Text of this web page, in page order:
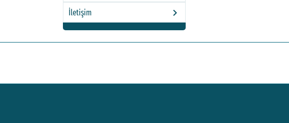
İletişim keyboard_arrow_right